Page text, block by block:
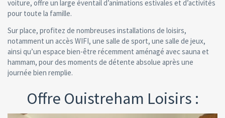
voiture, offre un large éventail d’animations estivales et d’activités
pour toute la famille.
Sur place, profitez de nombreuses installations de loisirs,
notamment un accès WIFI, une salle de sport, une salle de jeux,
ainsi qu’un espace bien-être récemment aménagé avec sauna et
hammam, pour des moments de détente absolue après une
journée bien remplie.
Offre Ouistreham Loisirs :